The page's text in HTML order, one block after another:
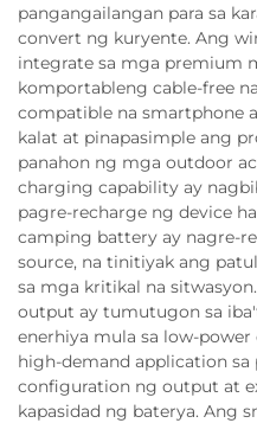
pangangailangan para sa
convert ng kuryente. Ang
integrate sa mga premium
komportableng cable-free
compatible na smartphone
kalat at pinapasimple ang
panahon ng mga outdoor
charging capability ay
pagre-recharge ng device
camping battery ay nagre-
source, na tinitiyak ang
sa mga kritikal na
output ay tumutugon sa
enerhiya mula sa low-
high-demand application
configuration ng output at
kapasidad ng baterya. Ang